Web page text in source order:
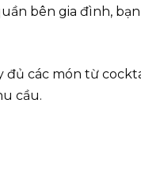
bên gia đình, bạn
đủ các món từ
cầu.